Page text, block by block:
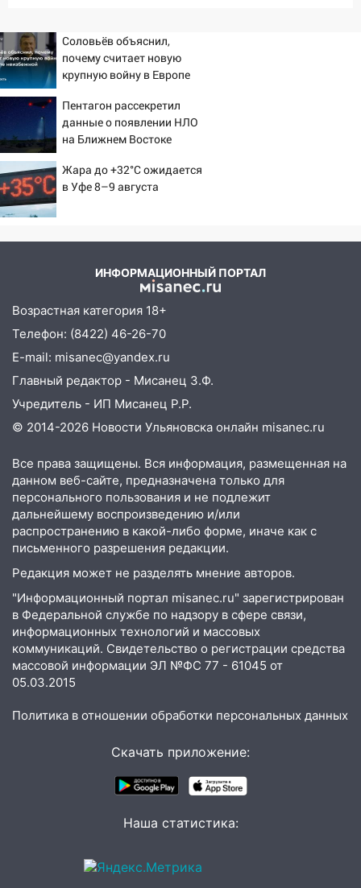
Соловьёв объяснил,
почему считает новую
крупную войну в Европе
Пентагон рассекретил
данные о появлении НЛО
на Ближнем Востоке
Жара до +32°C ожидается
в Уфе 8–9 августа
ИНФОРМАЦИОННЫЙ ПОРТАЛ
Возрастная категория 18+
Телефон: (8422) 46-26-70
E-mail: misanec@yandex.ru
Главный редактор - Мисанец З.Ф.
Учредитель - ИП Мисанец Р.Р.
© 2014-2026 Новости Ульяновска онлайн misanec.ru
Все права защищены. Вся информация, размещенная на
данном веб-сайте, предназначена только для
персонального пользования и не подлежит
дальнейшему воспроизведению и/или
распространению в какой-либо форме, иначе как с
письменного разрешения редакции.
Редакция может не разделять мнение авторов.
"Информационный портал misanec.ru" зарегистрирован
в Федеральной службе по надзору в сфере связи,
информационных технологий и массовых
коммуникаций. Свидетельство о регистрации средства
массовой информации ЭЛ №ФС 77 - 61045 от
05.03.2015
Политика в отношении обработки персональных данных
Скачать приложение:
Наша статистика: